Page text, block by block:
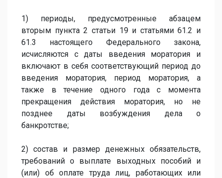
1) периоды, предусмотренные абзацем
вторым пункта 2 статьи 19 и статьями 61.2 и
61.3 настоящего Федерального закона,
исчисляются с даты введения моратория и
включают в себя соответствующий период до
введения моратория, период моратория, а
также в течение одного года с момента
прекращения действия моратория, но не
позднее даты возбуждения дела о
банкротстве;
2) состав и размер денежных обязательств,
требований о выплате выходных пособий и
(или) об оплате труда лиц, работающих или